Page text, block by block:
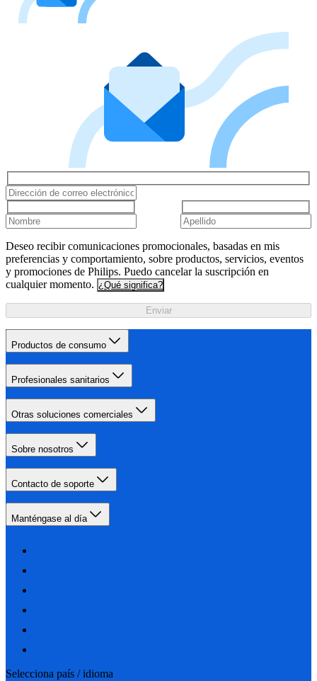
Deseo recibir comunicaciones promocionales, basadas en mis
preferencias y comportamiento, sobre productos, servicios, eventos
y promociones de Philips. Puedo cancelar la suscripción en
cualquier momento. ¿Qué significa?
Enviar
Productos de consumo
Profesionales sanitarios
Otras soluciones comerciales
Sobre nosotros
Contacto de soporte
Manténgase al día
Selecciona país / idioma